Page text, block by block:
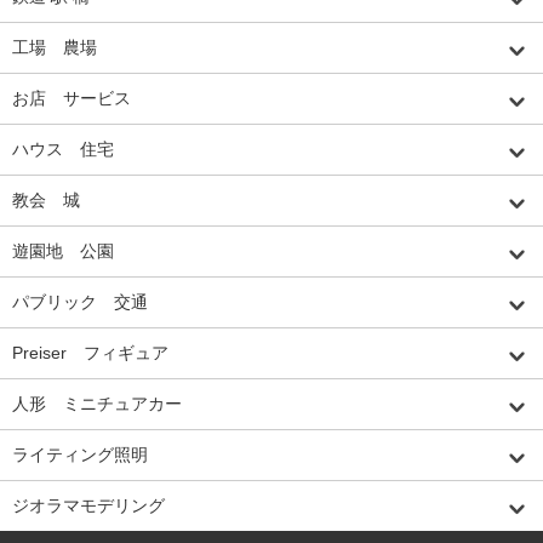
工場 農場
お店 サービス
ハウス 住宅
教会 城
遊園地 公園
パブリック 交通
Preiser フィギュア
人形 ミニチュアカー
ライティング照明
ジオラマモデリング